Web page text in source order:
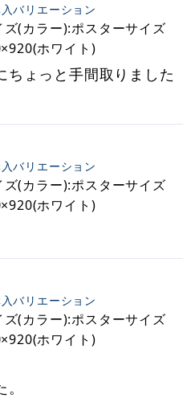
バリエーション
ズ(カラー):ポスターサイズ
ホワイト)
ょっと手間取りました
バリエーション
ズ(カラー):ポスターサイズ
ホワイト)
バリエーション
ズ(カラー):ポスターサイズ
ホワイト)